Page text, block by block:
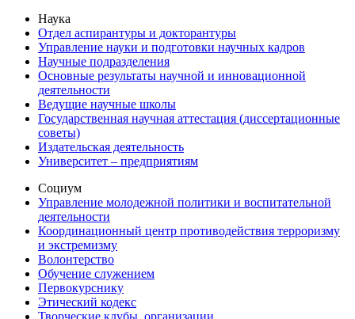
Наука
Отдел аспирантуры и докторантуры
Управление науки и подготовки научных кадров
Научные подразделения
Основные результаты научной и инновационной
деятельности
Ведущие научные школы
Государственная научная аттестация (диссертационные
советы)
Издательская деятельность
Университет – предприятиям
Социум
Управление молодежной политики и воспитательной
деятельности
Координационный центр противодействия терроризму
и экстремизму
Волонтерство
Обучение служением
Первокурснику
Этический кодекс